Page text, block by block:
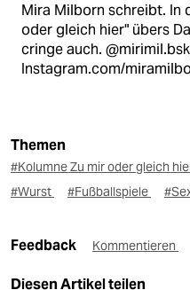
Mira Milborn schreibt. In
oder gleich hier" übers
cringe auch.
Instagram.com/
Themen
#Kolumne Zu mir oder gleich
#Wurst
#Fußballspiele
Feedback Kommentieren
Diesen Artikel teilen